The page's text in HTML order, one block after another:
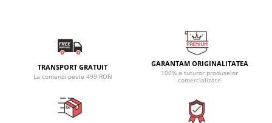
TRANSPORT GRATUIT
La comenzi peste 499 RON
GARANTAM ORIGINALITATEA
100% a tuturor produselor
comercializate